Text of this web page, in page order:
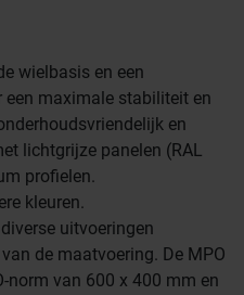
wielbasis en een
maximale stabiliteit en
en
lichtgrijze panelen (RAL
profielen.
kleuren.
uitvoeringen
de maatvoering. De MPO
norm van 600 x 400 mm en